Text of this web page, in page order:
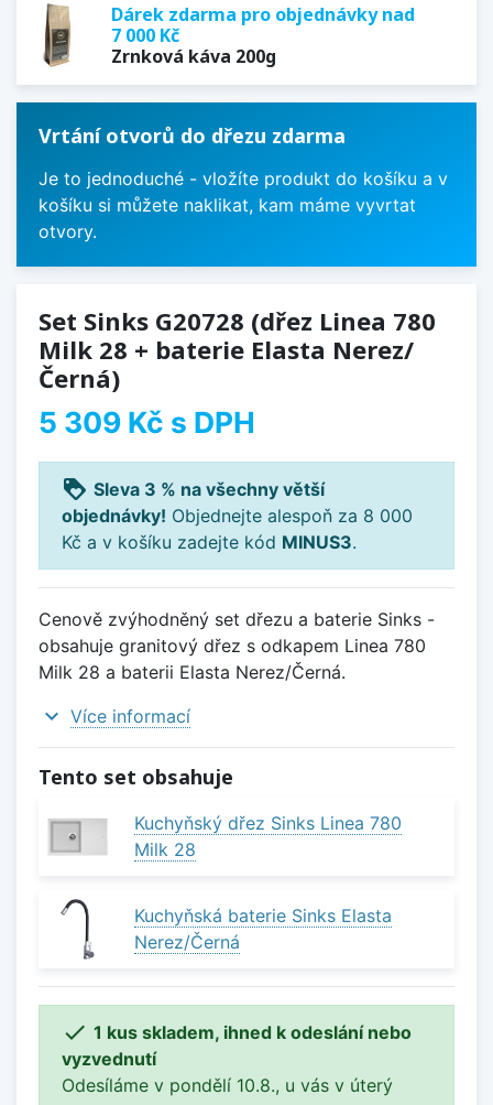
Dárek zdarma pro objednávky nad
7 000 Kč
Zrnková káva 200g
Vrtání otvorů do dřezu zdarma
Je to jednoduché - vložíte produkt do košíku a v
košíku si můžete naklikat, kam máme vyvrtat
otvory.
Set Sinks G20728 (dřez Linea 780
Milk 28 + baterie Elasta Nerez/
Černá)
5 309 Kč s DPH
loyalty Sleva 3 % na všechny větší
objednávky! Objednejte alespoň za 8 000
Kč a v košíku zadejte kód MINUS3.
Cenově zvýhodněný set dřezu a baterie Sinks -
obsahuje granitový dřez s odkapem Linea 780
Milk 28 a baterii Elasta Nerez/Černá.
expand_more Více informací
Tento set obsahuje
Kuchyňský dřez Sinks Linea 780
Milk 28
Kuchyňská baterie Sinks Elasta
Nerez/Černá
 1 kus skladem, ihned k odeslání nebo
vyzvednutí
Odesíláme v pondělí 10.8., u vás v úterý